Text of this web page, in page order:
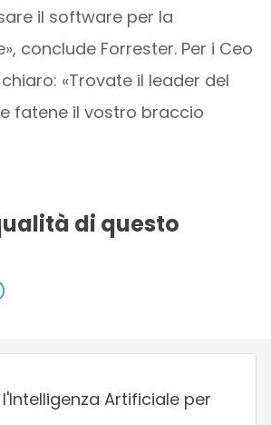
il software per la
conclude Forrester. Per i Ceo
«Trovate il leader del
fatene il vostro braccio
di questo
l'Intelligenza Artificiale per